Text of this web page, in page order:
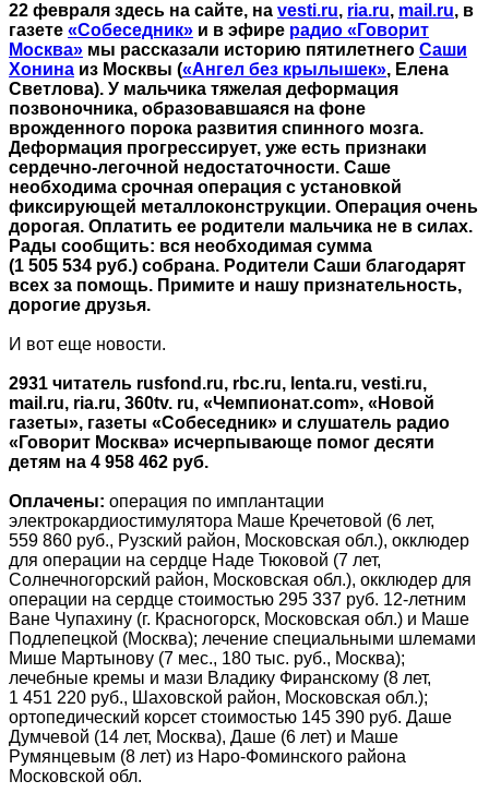
22 февраля здесь на сайте, на vesti.ru, ria.ru, mail.ru, в
газете «Собеседник» и в эфире радио «Говорит
Москва» мы рассказали историю пятилетнего Саши
Хонина из Москвы («Ангел без крылышек», Елена
Светлова). У мальчика тяжелая деформация
позвоночника, образовавшаяся на фоне
врожденного порока развития спинного мозга.
Деформация прогрессирует, уже есть признаки
сердечно-легочной недостаточности. Саше
необходима срочная операция с установкой
фиксирующей металлоконструкции. Операция очень
дорогая. Оплатить ее родители мальчика не в силах.
Рады сообщить: вся необходимая сумма
(1 505 534 руб.) собрана. Родители Саши благодарят
всех за помощь. Примите и нашу признательность,
дорогие друзья.
И вот еще новости.
2931 читатель rusfond.ru, rbc.ru, lenta.ru, vesti.ru,
mail.ru, ria.ru, 360tv. ru, «Чемпионат.com», «Новой
газеты», газеты «Собеседник» и слушатель радио
«Говорит Москва» исчерпывающе помог десяти
детям на 4 958 462 руб.
Оплачены: операция по имплантации
электрокардиостимулятора Маше Кречетовой (6 лет,
559 860 руб., Рузский район, Московская обл.), окклюдер
для операции на сердце Наде Тюковой (7 лет,
Солнечногорский район, Московская обл.), окклюдер для
операции на сердце стоимостью 295 337 руб. 12-летним
Ване Чупахину (г. Красногорск, Московская обл.) и Маше
Подлепецкой (Москва); лечение специальными шлемами
Мише Мартынову (7 мес., 180 тыс. руб., Москва);
лечебные кремы и мази Владику Фиранскому (8 лет,
1 451 220 руб., Шаховской район, Московская обл.);
ортопедический корсет стоимостью 145 390 руб. Даше
Думчевой (14 лет, Москва), Даше (6 лет) и Маше
Румянцевым (8 лет) из Наро-Фоминского района
Московской обл.